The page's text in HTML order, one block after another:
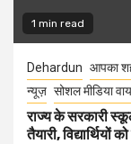
1 min read
Dehardun आपका
न्यूज़ सोशल मीडिया
राज्य के सरकारी
तैयारी, विद्यार्थियों